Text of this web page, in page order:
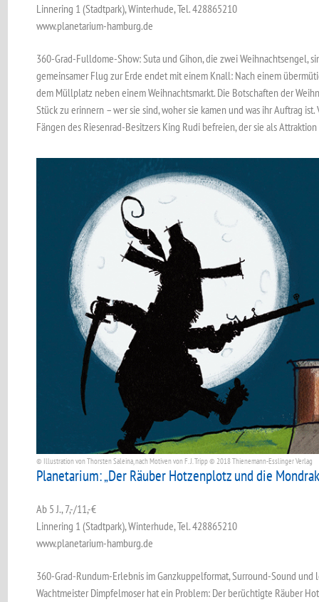
Linnering 1 (Stadtpark), Winterhude, Tel. 428865210
www.planetarium-hamburg.de
360-Grad-Fulldome-Show: Suta und Gihon, die zwei Weihnachtsengel,
gemeinsamer Flug zur Erde endet mit einem Knall: Nach einem
dem Müllplatz neben einem Weihnachtsmarkt. Die Botschaften der
Stück zu erinnern – wer sie sind, woher sie kamen und was ihr Auftrag
Fängen des Riesenrad-Besitzers King Rudi befreien, der sie als
© Illustration von Thorsten Saleina, nach Motiven von F. J. Tripp ©️ 2018 Thienemann-Esslinger Verlag
Planetarium: „Der Räuber Hotzenplotz und die
Ab 5 J., 7,-/11,-€
Linnering 1 (Stadtpark), Winterhude, Tel. 428865210
www.planetarium-hamburg.de
360-Grad-Rundum-Erlebnis im Ganzkuppelformat, Surround-Sound
Wachtmeister Dimpfelmoser hat ein Problem: Der berüchtigte Räuber